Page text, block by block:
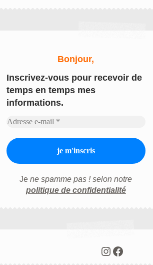
Bonjour,
Inscrivez-vous pour recevoir de
temps en temps mes
informations.
Je ne spamme pas ! selon notre
politique de confidentialité
Instagram
Facebook